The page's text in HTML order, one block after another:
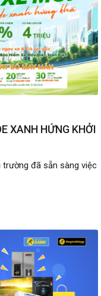
XANH HỨNG KHỞI
đã sẵn sàng việc